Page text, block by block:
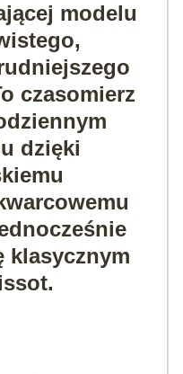
modelu
czasomierz
dzięki
klasycznym